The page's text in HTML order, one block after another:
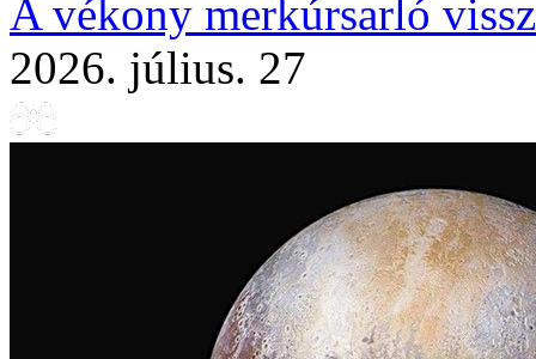
A vékony merkúrsarló
2026. július. 27